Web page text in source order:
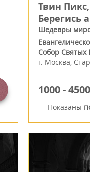
Твин
Берегись
Шедевры
Собор Святых
г. Москва,
1000-4500
Показаны